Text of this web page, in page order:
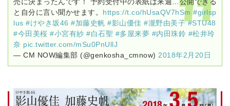
と自分に言い聞かせます。 https://t.co/hUsaQV7hSm #girlsp
lus #けやき坂46 #加藤史帆 #影山優佳 #瀧野由美子 #STU48
#今田美桜 #小宮有紗 #白石聖 #多屋来夢 #内田珠鈴 #松井玲
奈 pic.twitter.com/mSu0PnUllJ
— CM NOW編集部 (@genkosha_cmnow) 2018年2月20日